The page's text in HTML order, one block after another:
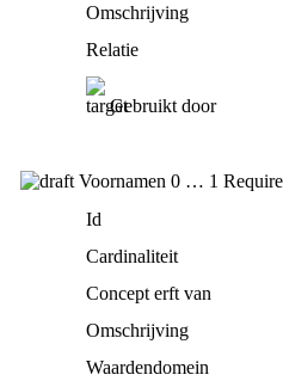
Omschrijving
Relatie
Gebruikt door
Voornamen 0 … 1
Id
Cardinaliteit
Concept erft van
Omschrijving
Waardendomein